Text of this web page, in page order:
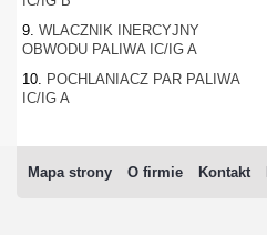
9. WLACZNIK INERCYJNY
OBWODU PALIWA IC/IG A
10. POCHLANIACZ PAR PALIWA
IC/IG A
Mapa strony O firmie Kontakt